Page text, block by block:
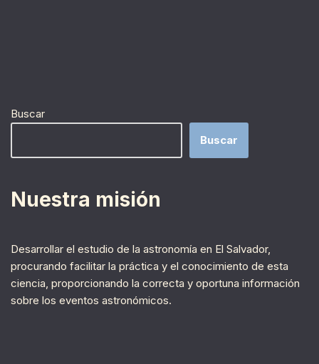
Buscar
Buscar
Nuestra misión
Desarrollar el estudio de la astronomía en El Salvador,
procurando facilitar la práctica y el conocimiento de esta
ciencia, proporcionando la correcta y oportuna información
sobre los eventos astronómicos.